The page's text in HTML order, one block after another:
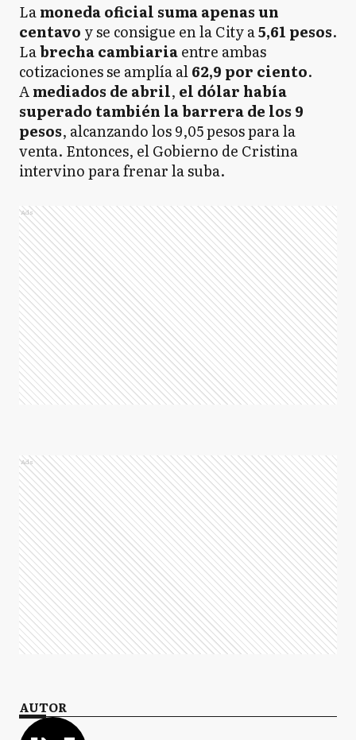
Lamoneda oficial suma apenas un
centavo y se consigue en la City a5,61 pesos.
Labrecha cambiariaentre ambas
cotizaciones se amplía al62,9 por ciento.
Amediados de abril, el dólar había
superado también la barrera de los 9
pesos, alcanzando los 9,05 pesos para la
venta. Entonces, el Gobierno de Cristina
intervino para frenar la suba.
Ads
Ads
AUTOR